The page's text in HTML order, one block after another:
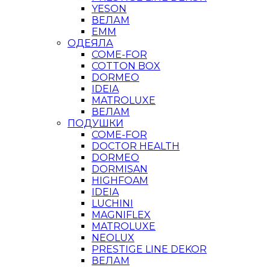
YESON
ВЕЛАМ
ЕММ
ОДЕЯЛА
COME-FOR
COTTON BOX
DORMEO
IDEIA
MATROLUXE
ВЕЛАМ
ПОДУШКИ
COME-FOR
DOCTOR HEALTH
DORMEO
DORMISAN
HIGHFOAM
IDEIA
LUCHINI
MAGNIFLEX
MATROLUXE
NEOLUX
PRESTIGE LINE DEKOR
ВЕЛАМ